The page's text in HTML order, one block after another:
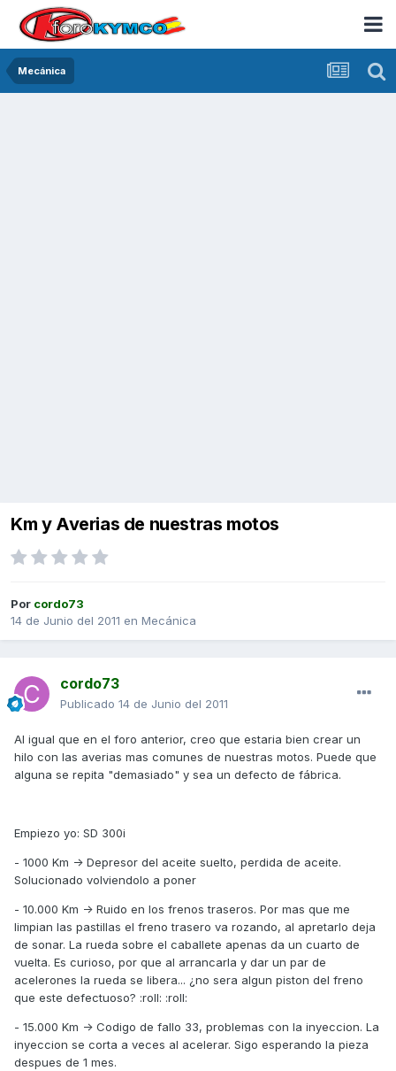
Mecánica
Km y Averias de nuestras motos
Por cordo73
14 de Junio del 2011 en Mecánica
cordo73
Publicado 14 de Junio del 2011
Al igual que en el foro anterior, creo que estaria bien crear un
hilo con las averias mas comunes de nuestras motos. Puede que
alguna se repita "demasiado" y sea un defecto de fábrica.
Empiezo yo: SD 300i
- 1000 Km -> Depresor del aceite suelto, perdida de aceite.
Solucionado volviendolo a poner
- 10.000 Km -> Ruido en los frenos traseros. Por mas que me
limpian las pastillas el freno trasero va rozando, al apretarlo deja
de sonar. La rueda sobre el caballete apenas da un cuarto de
vuelta. Es curioso, por que al arrancarla y dar un par de
acelerones la rueda se libera... ¿no sera algun piston del freno
que este defectuoso? :roll: :roll:
- 15.000 Km -> Codigo de fallo 33, problemas con la inyeccion. La
inyeccion se corta a veces al acelerar. Sigo esperando la pieza
despues de 1 mes.